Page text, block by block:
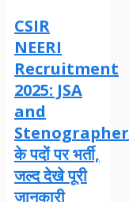
CSIR
NEERI
Recruitment
2025: JSA
and
Stenographer
के पदों पर भर्ती,
जल्द देखे पूरी
जानकारी